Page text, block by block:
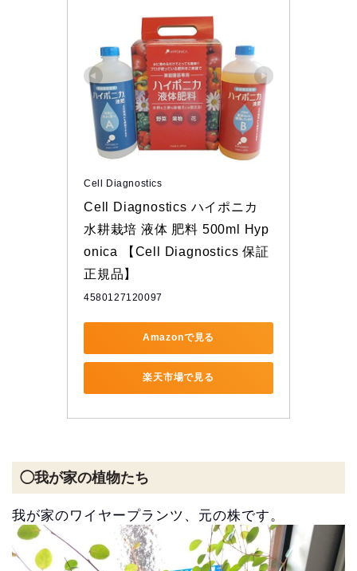
Cell Diagnostics
Cell Diagnostics ハイポニカ
水耕栽培 液体 肥料 500ml Hyp
onica 【Cell Diagnostics 保証
正規品】
4580127120097
Amazonで見る
楽天市場で見る
◯我が家の植物たち
我が家のワイヤープランツ、元の株です。